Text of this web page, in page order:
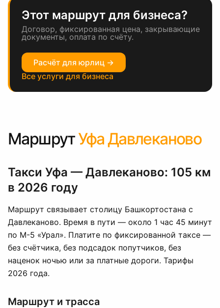
Этот маршрут для бизнеса?
Договор, фиксированная цена, закрывающие
документы, оплата по счёту.
Расчёт для юрлиц →
Все услуги для бизнеса
МаршрутУфа Давлеканово
Такси Уфа — Давлеканово: 105 км
в 2026 году
Маршрут связывает столицу Башкортостана с
Давлеканово. Время в пути — около 1 час 45 минут
по М-5 «Урал». Платите по фиксированной таксе —
без счётчика, без подсадок попутчиков, без
наценок ночью или за платные дороги. Тарифы
2026 года.
Маршрут и трасса